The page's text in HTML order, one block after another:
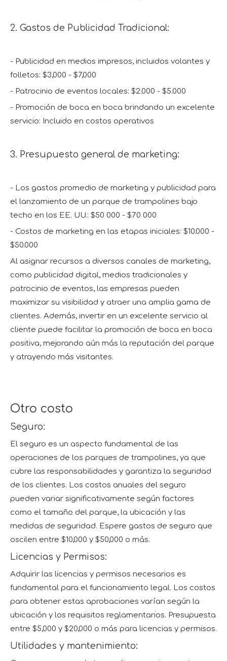
2. Gastos de Publicidad Tradicional:
- Publicidad en medios impresos, incluidos volantes y
folletos: $3,000 - $7,000
- Patrocinio de eventos locales: $2.000 - $5.000
- Promoción de boca en boca brindando un excelente
servicio: Incluido en costos operativos
3. Presupuesto general de marketing:
- Los gastos promedio de marketing y publicidad para
el lanzamiento de un parque de trampolines bajo
techo en los EE. UU.: $50 000 - $70 000
- Costos de marketing en las etapas iniciales: $10.000 -
$50.000
Al asignar recursos a diversos canales de marketing,
como publicidad digital, medios tradicionales y
patrocinio de eventos, las empresas pueden
maximizar su visibilidad y atraer una amplia gama de
clientes. Además, invertir en un excelente servicio al
cliente puede facilitar la promoción de boca en boca
positiva, mejorando aún más la reputación del parque
y atrayendo más visitantes.
Otro costo
Seguro:
El seguro es un aspecto fundamental de las
operaciones de los parques de trampolines, ya que
cubre las responsabilidades y garantiza la seguridad
de los clientes. Los costos anuales del seguro
pueden variar significativamente según factores
como el tamaño del parque, la ubicación y las
medidas de seguridad. Espere gastos de seguro que
oscilen entre $10,000 y $50,000 o más.
Licencias y Permisos:
Adquirir las licencias y permisos necesarios es
fundamental para el funcionamiento legal. Los costos
para obtener estas aprobaciones varían según la
ubicación y los requisitos reglamentarios. Presupuesta
entre $5,000 y $20,000 o más para licencias y permisos.
Utilidades y mantenimiento: